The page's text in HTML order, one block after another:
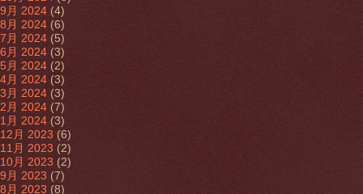
9月 2024 (4)
8月 2024 (6)
7月 2024 (5)
6月 2024 (3)
5月 2024 (2)
4月 2024 (3)
3月 2024 (3)
2月 2024 (7)
1月 2024 (3)
12月 2023 (6)
11月 2023 (2)
10月 2023 (2)
9月 2023 (7)
8月 2023 (8)